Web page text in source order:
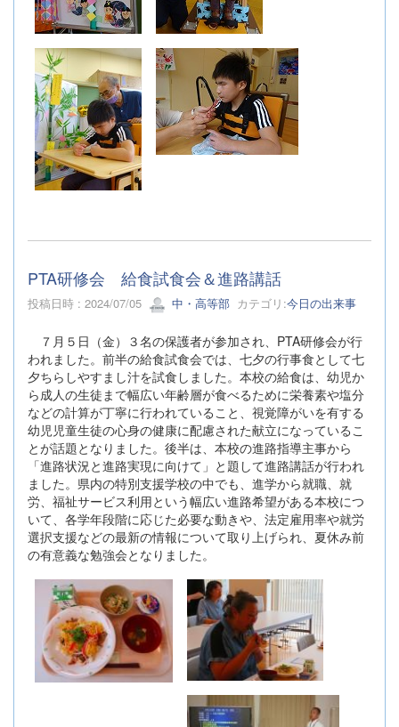
PTA研修会 給食試食会＆進路講話
投稿日時 : 2024/07/05 中・高等部 カテゴリ:今日の出来事
７月５日（金）３名の保護者が参加され、PTA研修会が行
われました。前半の給食試食会では、七夕の行事食として七
夕ちらしやすまし汁を試食しました。本校の給食は、幼児か
ら成人の生徒まで幅広い年齢層が食べるために栄養素や塩分
などの計算が丁寧に行われていること、視覚障がいを有する
幼児児童生徒の心身の健康に配慮された献立になっているこ
とが話題となりました。後半は、本校の進路指導主事から
「進路状況と進路実現に向けて」と題して進路講話が行われ
ました。県内の特別支援学校の中でも、進学から就職、就
労、福祉サービス利用という幅広い進路希望がある本校につ
いて、各学年段階に応じた必要な動きや、法定雇用率や就労
選択支援などの最新の情報について取り上げられ、夏休み前
の有意義な勉強会となりました。